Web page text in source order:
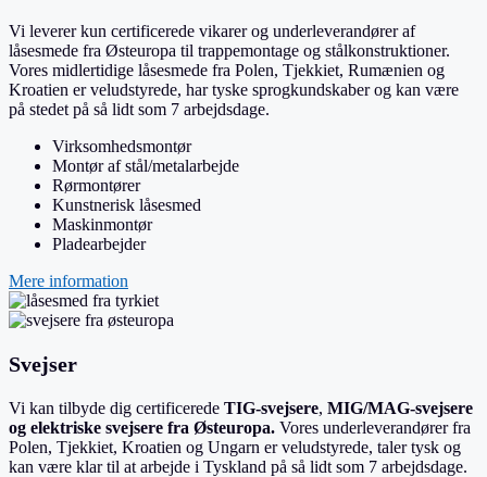
Vi leverer kun certificerede vikarer og underleverandører af
låsesmede fra Østeuropa til trappemontage og stålkonstruktioner.
Vores midlertidige låsesmede fra Polen, Tjekkiet, Rumænien og
Kroatien er veludstyrede, har tyske sprogkundskaber og kan være
på stedet på så lidt som 7 arbejdsdage.
Virksomhedsmontør
Montør af stål/metalarbejde
Rørmontører
Kunstnerisk låsesmed
Maskinmontør
Pladearbejder
Mere information
Svejser
Vi kan tilbyde dig certificerede TIG-svejsere, MIG/MAG-svejsere
og elektriske svejsere fra Østeuropa. Vores underleverandører fra
Polen, Tjekkiet, Kroatien og Ungarn er veludstyrede, taler tysk og
kan være klar til at arbejde i Tyskland på så lidt som 7 arbejdsdage.